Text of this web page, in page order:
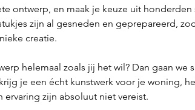
ontwerp, en maak je keuze uit
zijn al gesneden en geprepareerd,
creatie.
helemaal zoals jij het wil? Dan gaan we
je een écht kunstwerk voor je woning,
ervaring zijn absoluut niet vereist.